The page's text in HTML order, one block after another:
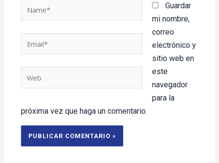
Guardar
mi nombre,
correo
electrónico y
sitio web en
este
navegador
para la
próxima vez que haga un comentario.